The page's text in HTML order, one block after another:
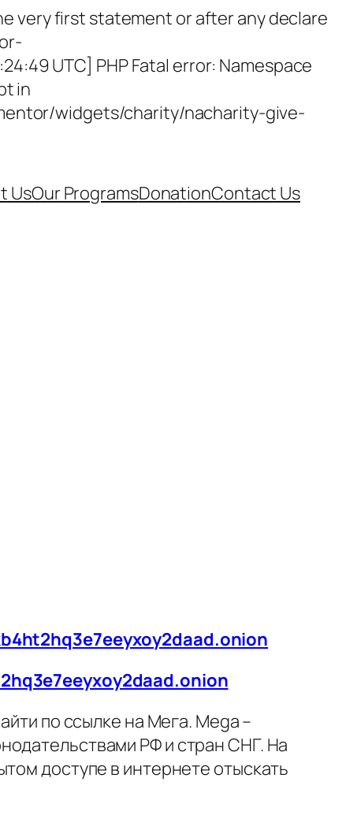
very first statement or after any declare
UTC] PHP Fatal error: Namespace
in
widgets/charity/nacharity-give-
UsOur ProgramsDonationContact Us
по ссылке на Мега. Mega –
РФ и стран СНГ. На
доступе в интернете отыскать